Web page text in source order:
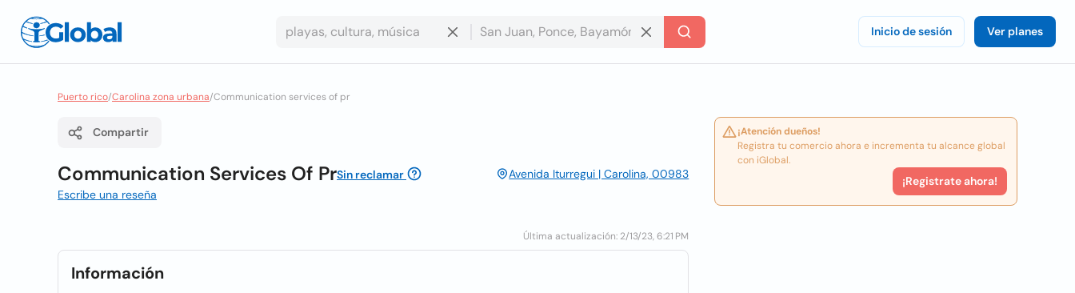
Inicio de sesión Ver planes
Puerto rico/Carolina zona urbana/Communication services of pr
Compartir
Communication Services Of PrSin reclamar
Avenida Iturregui | Carolina, 00983
Escribe una reseña
Última actualización: 2/13/23, 6:21 PM
Información
¡Atención dueños!
Registra tu comercio ahora e incrementa tu alcance global
con iGlobal.
¡Registrate ahora!